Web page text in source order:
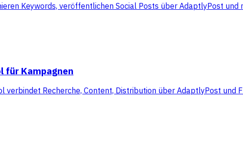
Keywords, veröffentlichen Social Posts über AdaptlyPost
für Kampagnen
verbindet Recherche, Content, Distribution über AdaptlyPost und